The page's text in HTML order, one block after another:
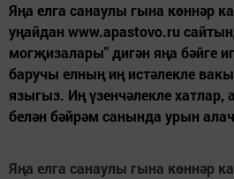
Яңа елга санаулы гына көннәр
уңайдан www.apastovo.ru
могҗизалары" дигән яңа бәйге
баручы елның иң истәлекле
языгыз. Иң үзенчәлекле
белән бәйрәм санында урын
Яңа елга санаулы гына көннәр